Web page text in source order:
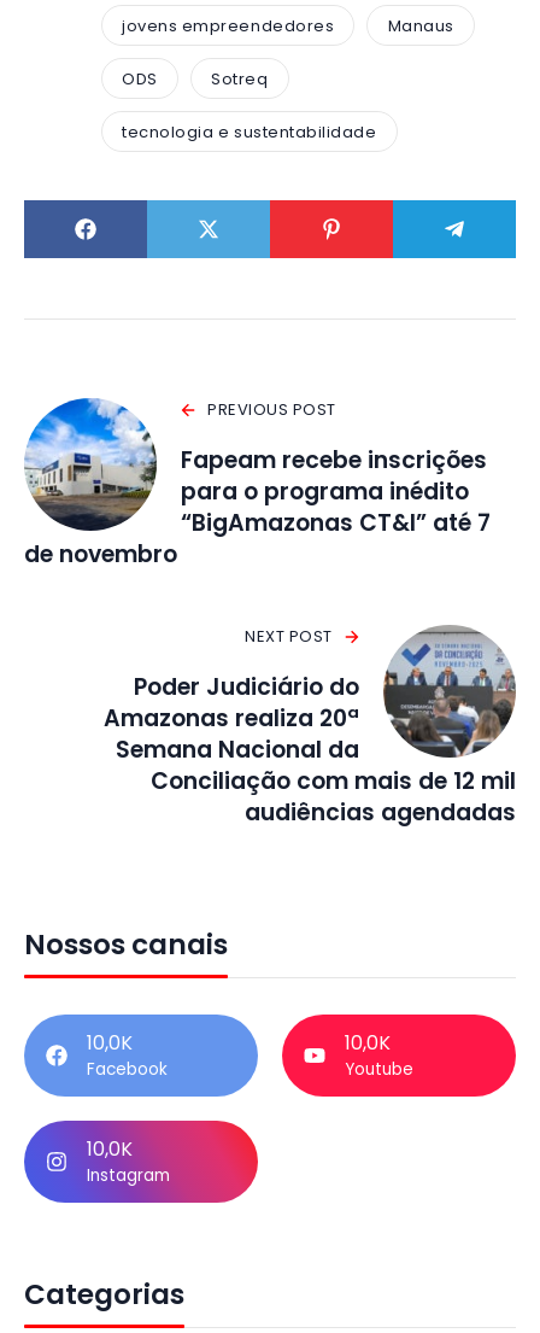
jovens empreendedores Manaus
ODS Sotreq
tecnologia e sustentabilidade
PREVIOUS POST
Fapeam recebe inscrições
para o programa inédito
“BigAmazonas CT&I” até 7
de novembro
NEXT POST
Poder Judiciário do
Amazonas realiza 20ª
Semana Nacional da
Conciliação com mais de 12 mil
audiências agendadas
Nossos canais
10,0K
Facebook
10,0K
Youtube
10,0K
Instagram
Categorias